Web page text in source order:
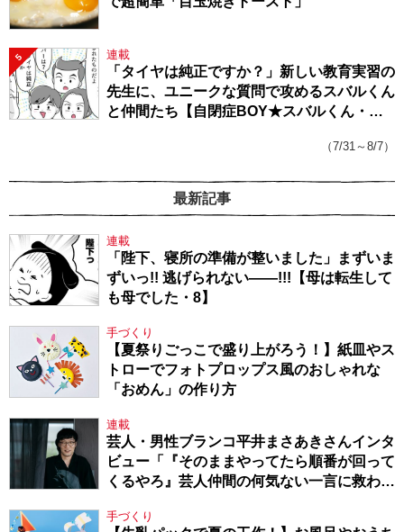
5 連載
「タイヤは純正ですか？」新しい教育実習の
先生に、ユニークな質問で攻めるスバルくん
と仲間たち【自閉症BOY★スバルくん・
（7/31～8/7）
最新記事
連載
「陛下、寝所の準備が整いました」まずいま
ずいっ!! 逃げられない――!!!【母は転生して
も母でした・8】
手づくり
【夏祭りごっこで盛り上がろう！】紙皿やス
トローでフォトプロップス風のおしゃれな
「おめん」の作り方
連載
芸人・男性ブランコ平井まさあきさんインタ
ビュー「『そのままやってたら順番が回って
くるやろ』芸人仲間の何気ない一言に救われ
手づくり